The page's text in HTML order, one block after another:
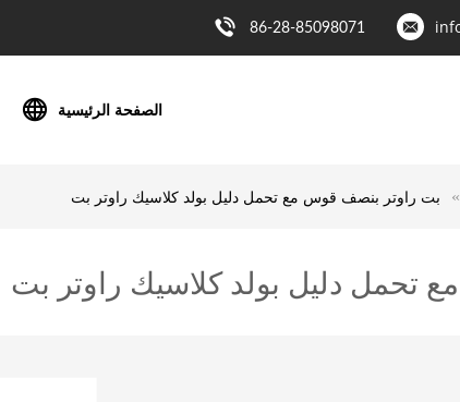
86-28-85098071
الصفحة الرئيسية
بت راوتر بنصف قوس مع تحمل دليل بولد كلاسيك راوتر بت
تحمل دليل بولد كلاسيك راوتر بت